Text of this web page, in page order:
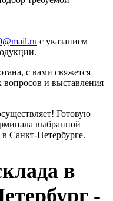
с указанием
с вами свяжется
и выставления
Готовую
выбранной
Санкт-Петербурге.
в
-